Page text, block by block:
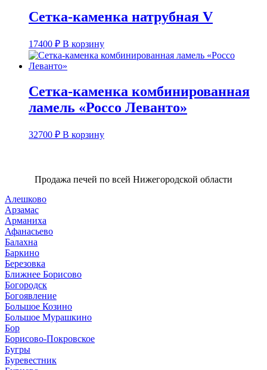
Сетка-каменка натрубная V
17400 ₽ В корзину
Сетка-каменка комбинированная
ламель «Россо Леванто»
32700 ₽ В корзину
Продажа печей по всей Нижегородской области
Алешково
Арзамас
Арманиха
Афанасьево
Балахна
Баркино
Березовка
Ближнее Борисово
Богородск
Богоявление
Большое Козино
Большое Мурашкино
Бор
Борисово-Покровское
Бугры
Буревестник